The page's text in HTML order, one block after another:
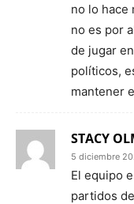
no lo hace
no es por
de jugar
políticos,
mantener
STACY
5 diciembre
El equipo
partidos